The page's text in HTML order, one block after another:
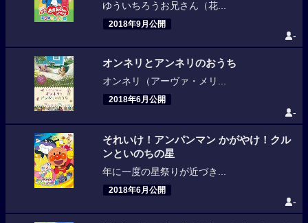
ゆういちろうお兄さん（花...
2018年9月公開
-
オンネリとアンネリのおうち
オンネリ（アーヴァ・メリ...
2018年6月公開
-
それいけ！アンパンマン かがやけ！クル
ンといのちの星
年に一度の星祭りが近づき...
2018年6月公開
-